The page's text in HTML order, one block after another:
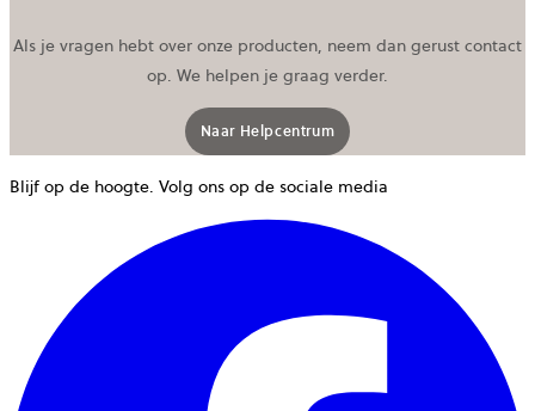
Als je vragen hebt over onze producten, neem dan gerust contact
op. We helpen je graag verder.
Naar Helpcentrum
Blijf op de hoogte. Volg ons op de sociale media